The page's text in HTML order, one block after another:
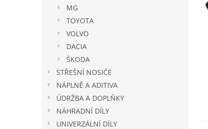
MG
TOYOTA
VOLVO
DACIA
ŠKODA
STŘEŠNÍ NOSIČE
NÁPLNĚ A ADITIVA
ÚDRŽBA A DOPLŇKY
NÁHRADNÍ DÍLY
UNIVERZÁLNÍ DÍLY